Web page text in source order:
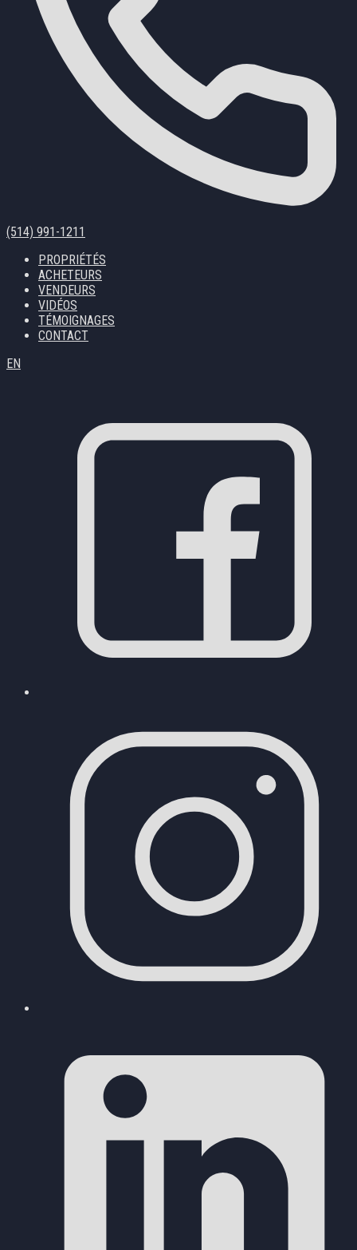
(514) 991-1211
PROPRIÉTÉS
ACHETEURS
VENDEURS
VIDÉOS
TÉMOIGNAGES
CONTACT
EN